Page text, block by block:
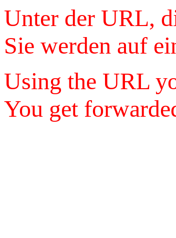
Unter der URL,
Sie werden auf
Using the URL
You get